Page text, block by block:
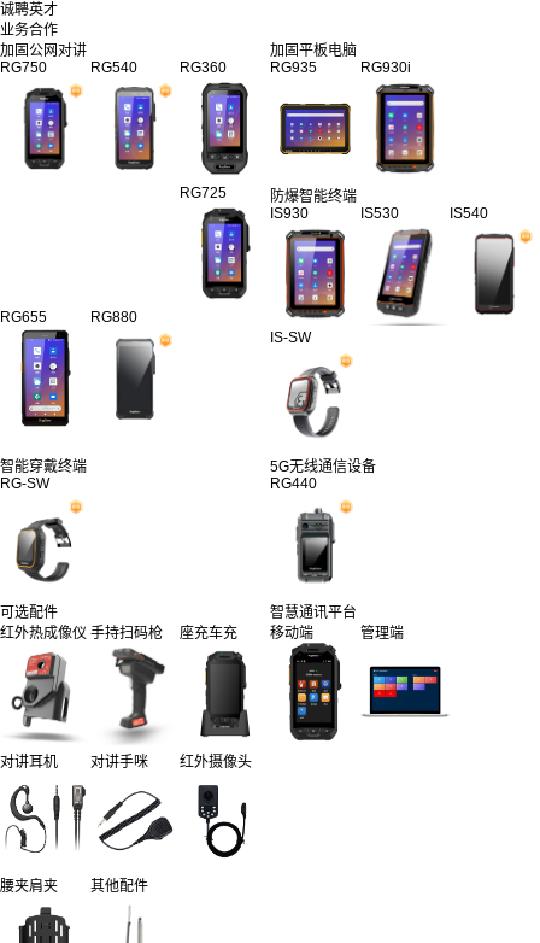
诚聘英才
业务合作
加固公网对讲
RG750
RG540 RG360
RG725
RG655 RG880
加固平板电脑
RG935
RG930i
防爆智能终端
IS930
IS530 IS540
IS-SW
智能穿戴终端
RG-SW
5G无线通信设备
RG440
可选配件
红外热成像仪 手持扫码枪 座充车充
对讲耳机 对讲手咪 红外摄像头
腰夹肩夹 其他配件
智慧通讯平台
移动端
管理端